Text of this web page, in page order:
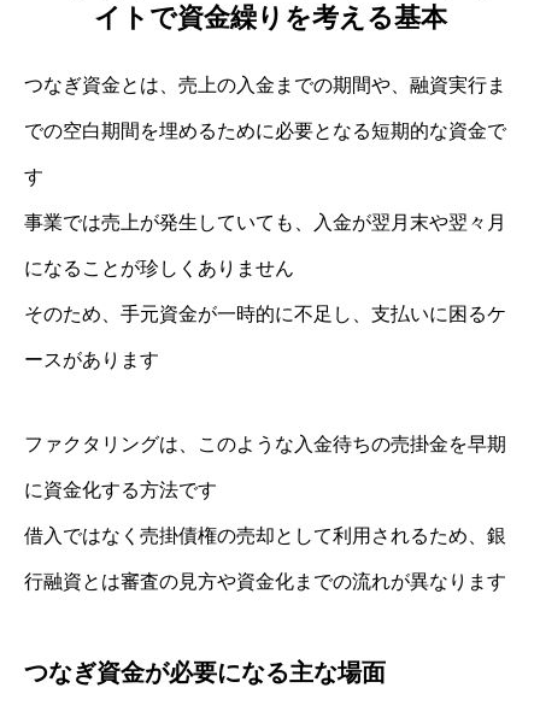
イトで資金繰りを考える基本
つなぎ資金とは、売上の入金までの期間や、融資実行ま
での空白期間を埋めるために必要となる短期的な資金で
す
事業では売上が発生していても、入金が翌月末や翌々月
になることが珍しくありません
そのため、手元資金が一時的に不足し、支払いに困るケ
ースがあります
ファクタリングは、このような入金待ちの売掛金を早期
に資金化する方法です
借入ではなく売掛債権の売却として利用されるため、銀
行融資とは審査の見方や資金化までの流れが異なります
つなぎ資金が必要になる主な場面